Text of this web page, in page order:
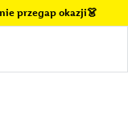
przegap okazji👗